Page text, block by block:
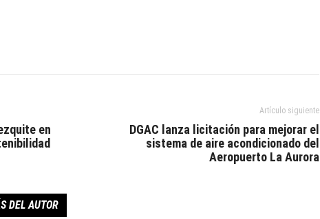
en
Artículo siguiente
DGAC lanza licitación para mejorar el
sistema de aire acondicionado del
Aeropuerto La Aurora
DEL AUTOR